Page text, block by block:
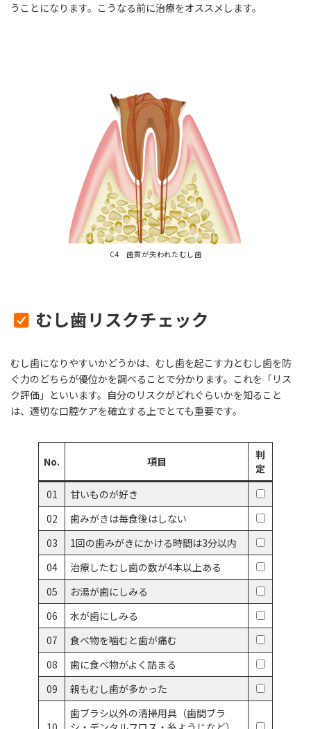
うことになります。こうなる前に治療をオススメします。
C4 歯質が失われたむし歯
むし歯リスクチェック
むし歯になりやすいかどうかは、むし歯を起こす力とむし歯を防
ぐ力のどちらが優位かを調べることで分かります。これを「リス
ク評価」といいます。自分のリスクがどれぐらいかを知ること
は、適切な口腔ケアを確立する上でとても重要です。
No. 項目
判
定
01
甘いものが好き
02
歯みがきは毎食後はしない
03
1回の歯みがきにかける時間は3分以内
04
治療したむし歯の数が4本以上ある
05
お湯が歯にしみる
06
水が歯にしみる
07
食べ物を噛むと歯が痛む
08
歯に食べ物がよく詰まる
09
親もむし歯が多かった
歯ブラシ以外の清掃用具（歯間ブラ